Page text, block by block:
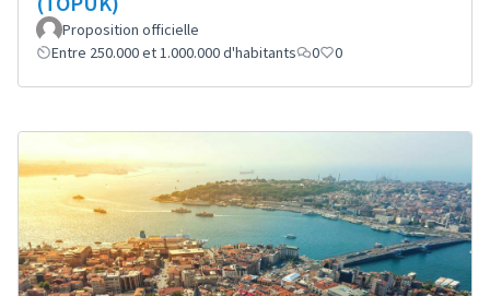
Proposition officielle
Entre 250.000 et 1.000.000 d'habitants
0 0